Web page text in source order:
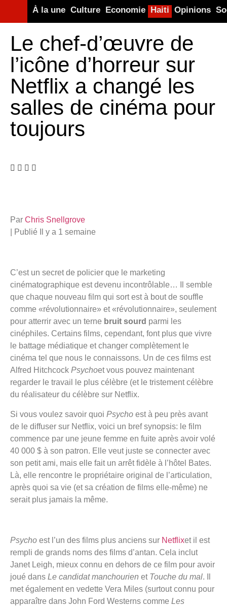
À la une Culture Economie Haiti Opinions
Le chef-d’œuvre de
l’icône d’horreur sur
Netflix a changé les
salles de cinéma pour
toujours
Par Chris Snellgrove
Publié Il y a 1 semaine
C’est un secret de policier que le marketing
cinématographique est devenu incontrôlable… Il semble
que chaque nouveau film qui sort est à bout de souffle
comme «révolutionnaire» et «révolutionnaire», seulement
pour atterrir avec un terne bruit sourd parmi les
cinéphiles. Certains films, cependant, font plus que vivre
le battage médiatique et changer complètement le
cinéma tel que nous le connaissons. Un de ces films est
Alfred Hitchcock Psychoet vous pouvez maintenant
regarder le travail le plus célèbre (et le tristement célèbre
du réalisateur du célèbre sur Netflix.
Si vous voulez savoir quoi Psycho est à peu près avant
de le diffuser sur Netflix, voici un bref synopsis: le film
commence par une jeune femme en fuite après avoir volé
40 000 $ à son patron. Elle veut juste se connecter avec
son petit ami, mais elle fait un arrêt fidèle à l’hôtel Bates.
Là, elle rencontre le propriétaire original de l’articulation,
après quoi sa vie (et sa création de films elle-même) ne
serait plus jamais la même.
Psycho est l’un des films plus anciens sur Netflixet il est
rempli de grands noms des films d’antan. Cela inclut
Janet Leigh, mieux connu en dehors de ce film pour avoir
joué dans Le candidat manchourien et Touche du mal. Il
met également en vedette Vera Miles (surtout connu pour
apparaître dans John Ford Westerns comme Les